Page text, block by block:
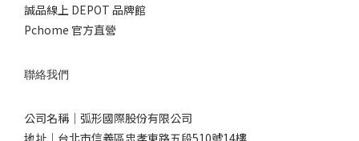
誠品線上 DEPOT 品牌館
Pchome 官方直營
聯絡我們
公司名稱｜弧形國際股份有限公司